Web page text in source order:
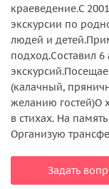
краеведение.С
экскурсии по
людей и
подход.Составил
(калачный,
желанию гостей)О
в стихах. На
Организую
Задать